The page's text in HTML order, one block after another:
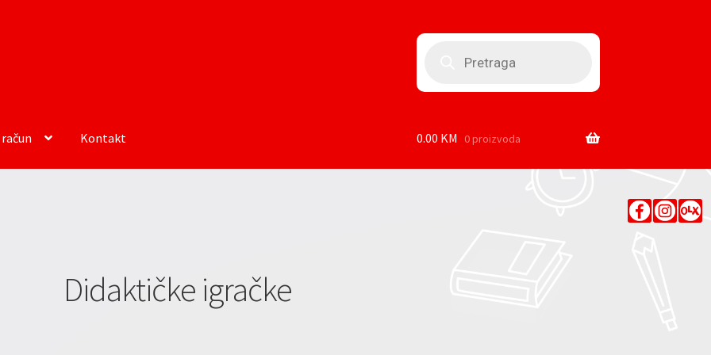
Kontakt 0.00 KM 0 proizvoda
Didaktičke igračke